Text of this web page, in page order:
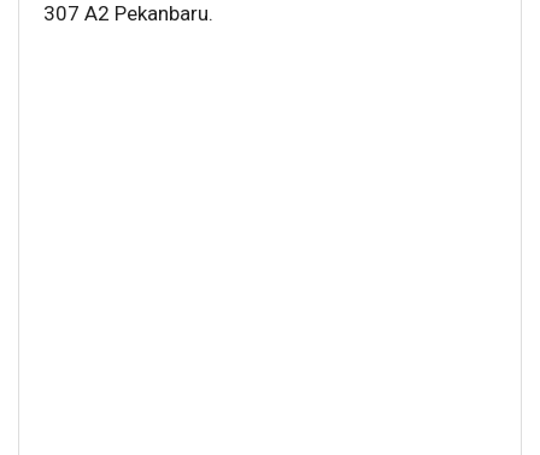
307 A2 Pekanbaru.